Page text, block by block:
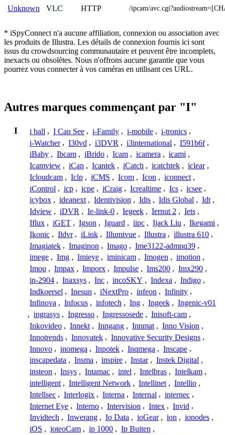
Unknown VLC HTTP /ipcam/
* iSpyConnect n'a aucune affiliation, connexion ou association avec
les produits de Illustra. Les détails de connexion fournis ici sont
issus du crowdsourcing communautaire et peuvent être incomplets,
inexacts ou obsolètes. Nous n'offrons aucune garantie que vous
pourrez vous connecter à vos caméras en utilisant ces URL.
Autres marques commençant par "I"
I i ball , I Can See , i-Family , i-mobile , i-tronics ,
i-Watcher , I30vd , i3DVR , i3international , I591b6f ,
iBaby , Ibcam , iBrido , Icam , icamera , icami ,
Icamview , iCan , Icantek , iCatch , icatchtek , iclear ,
Icloudcam , Iclp , iCMS , Icom , Icon , iconnect ,
iControl , icp , icpe , iCraig , Icrealtime , Ics , icsee ,
icybox , ideanext , Identivision , Idis , Idis Global , Idt ,
Idview , iDVR , Ie-link-0 , Iegeek , Iernut 2 , Iets ,
Iflux , iGET , Igson , Iguard , iipc , Ijack Liu , Ikegami ,
Ikonic , Ildvr , iLink , Illumivue , Illustra , illustra 610 ,
Imagiatek , Imaginon , Imago , Ime3122-admnq39 ,
imege , Img , Imieye , iminicam , Imogen , imotion ,
Imou , Impax , Imporx , Impulse , Ims200 , Imx290 ,
in-2904 , Inaxsys , Inc , incoSKY , Indexa , Indigo ,
Indkoersel , Inesun , iNextPro , infeon , Infinity ,
Infinova , Infocus , infotech , Ing , Ingeek , Ingenic-v01
, ingrasys , Ingresso , Ingressosede , Inisoft-cam ,
Inkovideo , Innekt , Inngang , Innmat , Inno Vision ,
Innotrends , Innovatek , Innovative Security Designs ,
Innovo , inomega , Inpotek , Inqmega , Inscape ,
inscapedata , Insma , inspire , Instar , Instek Digital ,
insteon , Insys , Intamac , intel , Intelbras , Intelkam ,
intelligent , Intelligent Network , Intellinet , Intellio ,
Intellsec , Interlogix , Interna , Internal , internec ,
Internet Eye , Interno , Intervision , Intex , Invid ,
Invidtech , Inwerang , Io Data , ioGear , ion , ionodes ,
iOS , ioteoCam , ip 1000 , Ip Buiten ,